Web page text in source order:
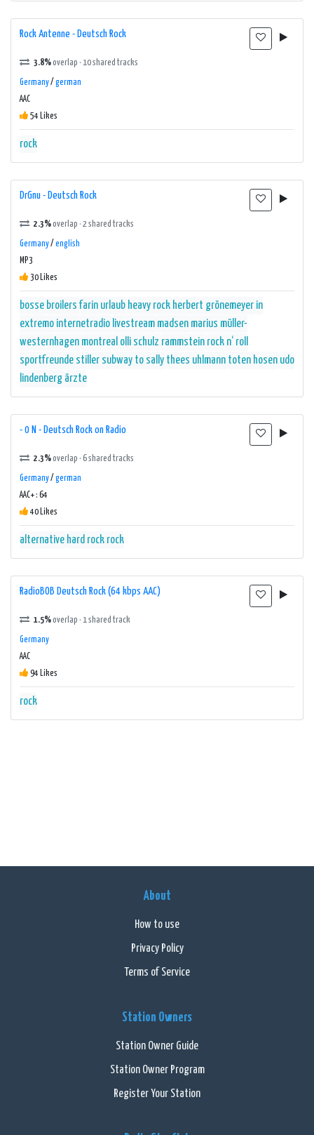
Rock Antenne - Deutsch Rock
3.8%overlap · 10 shared tracks
Germany/ german
AAC
54 Likes
rock
DrGnu - Deutsch Rock
2.3%overlap · 2 shared tracks
Germany/ english
MP3
30 Likes
bosse broilers farin urlaub heavy rock herbert grönemeyer in
extremo internetradio livestream madsen marius müller-
westernhagen montreal olli schulz rammstein rock n‘ roll
sportfreunde stiller subway to sally thees uhlmann toten hosen udo
lindenberg ärzte
- 0 N - Deutsch Rock on Radio
2.3%overlap · 6 shared tracks
Germany/ german
AAC+ : 64
40 Likes
alternative hard rock rock
RadioBOB Deutsch Rock (64 kbps AAC)
1.5%overlap · 1 shared track
Germany
AAC
94 Likes
rock
About
How to use
Privacy Policy
Terms of Service
Station Owners
Station Owner Guide
Station Owner Program
Register Your Station